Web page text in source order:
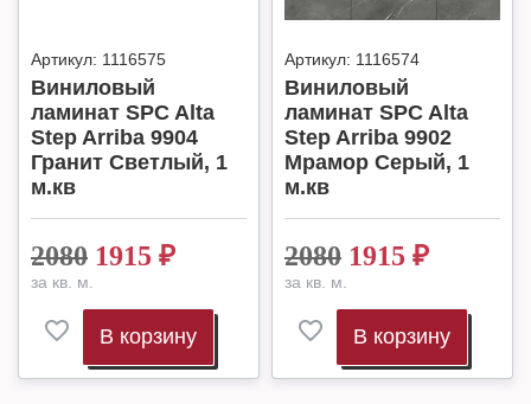
Артикул: 1116575
Виниловый
ламинат SPC Alta
Step Arriba 9904
Гранит Светлый, 1
м.кв
2080 1915 ₽
за кв. м.
В корзину
Артикул: 1116574
Виниловый
ламинат SPC Alta
Step Arriba 9902
Мрамор Серый, 1
м.кв
2080 1915 ₽
за кв. м.
В корзину